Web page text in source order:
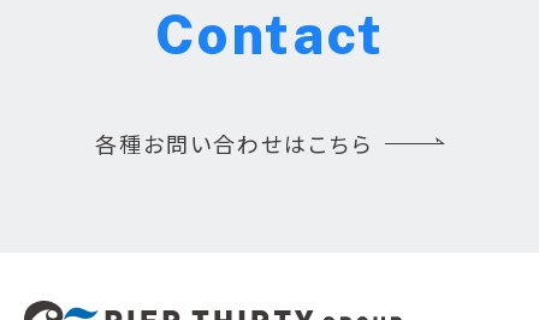
Contact
各種お問い合わせはこちら